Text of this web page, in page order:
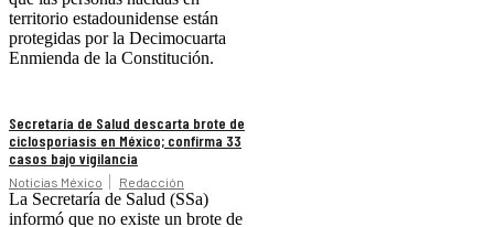
territorio estadounidense están
protegidas por la Decimocuarta
Enmienda de la Constitución.
Secretaría de Salud descarta brote de
ciclosporiasis en México; confirma 33
casos bajo vigilancia
Noticias México Redacción
La Secretaría de Salud (SSa)
informó que no existe un brote de